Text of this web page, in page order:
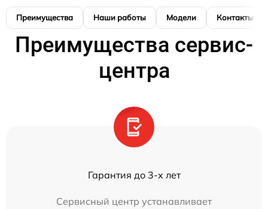
Преимущества Наши работы Модели Контакты
Преимущества сервис-
центра
Гарантия до 3-х лет
Сервисный центр устанавливает